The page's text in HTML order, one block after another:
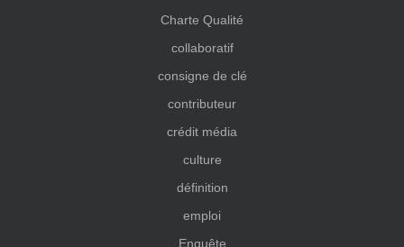
Charte Qualité
collaboratif
consigne de clé
contributeur
crédit média
culture
définition
emploi
Enquête